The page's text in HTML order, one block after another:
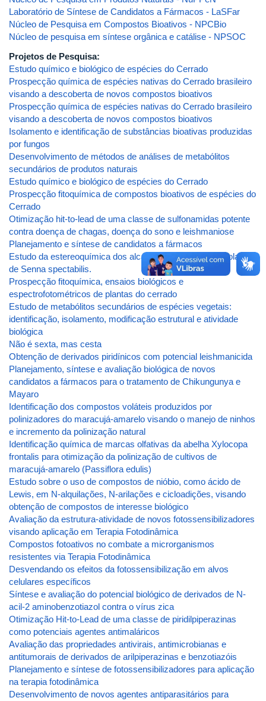
Laboratório de Síntese de Candidatos a Fármacos - LaSFar
Núcleo de Pesquisa em Compostos Bioativos - NPCBio
Núcleo de pesquisa em síntese orgânica e catálise - NPSOC
Projetos de Pesquisa:
Estudo químico e biológico de espécies do Cerrado
Prospecção química de espécies nativas do Cerrado brasileiro
visando a descoberta de novos compostos bioativos
Prospecção química de espécies nativas do Cerrado brasileiro
visando a descoberta de novos compostos bioativos
Isolamento e identificação de substâncias bioativas produzidas
por fungos
Desenvolvimento de métodos de análises de metabólitos
secundários de produtos naturais
Estudo químico e biológico de espécies do Cerrado
Prospecção fitoquímica de compostos bioativos de espécies do
Cerrado
Otimização hit-to-lead de uma classe de sulfonamidas potente
contra doença de chagas, doença do sono e leishmaniose
Planejamento e síntese de candidatos a fármacos
Estudo da estereoquímica dos alcaloides piperidínicos isolados
de Senna spectabilis.
Prospecção fitoquímica, ensaios biológicos e
espectrofotométricos de plantas do cerrado
Estudo de metabólitos secundários de espécies vegetais:
identificação, isolamento, modificação estrutural e atividade
biológica
Não é sexta, mas cesta
Obtenção de derivados piridínicos com potencial leishmanicida
Planejamento, síntese e avaliação biológica de novos
candidatos a fármacos para o tratamento de Chikungunya e
Mayaro
Identificação dos compostos voláteis produzidos por
polinizadores do maracujá-amarelo visando o manejo de ninhos
e incremento da polinização natural
Identificação química de marcas olfativas da abelha Xylocopa
frontalis para otimização da polinização de cultivos de
maracujá-amarelo (Passiflora edulis)
Estudo sobre o uso de compostos de nióbio, como ácido de
Lewis, em N-alquilações, N-arilações e cicloadições, visando
obtenção de compostos de interesse biológico
Avaliação da estrutura-atividade de novos fotossensibilizadores
visando aplicação em Terapia Fotodinâmica
Compostos fotoativos no combate a microrganismos
resistentes via Terapia Fotodinâmica
Desvendando os efeitos da fotossensibilização em alvos
celulares específicos
Síntese e avaliação do potencial biológico de derivados de N-
acil-2 aminobenzotiazol contra o vírus zica
Otimização Hit-to-Lead de uma classe de piridilpiperazinas
como potenciais agentes antimaláricos
Avaliação das propriedades antivirais, antimicrobianas e
antitumorais de derivados de arilpiperazinas e benzotiazóis
Planejamento e síntese de fotossensibilizadores para aplicação
na terapia fotodinâmica
Desenvolvimento de novos agentes antiparasitários para